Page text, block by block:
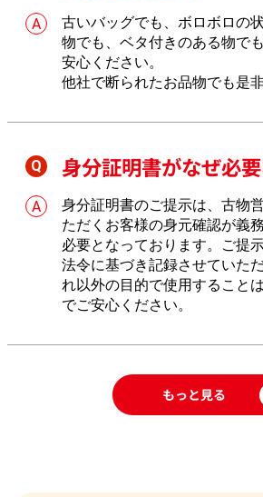
古いバッグでも、ボロボロの
物でも、ベタ付きのある物で
安心ください。
他社で断られたお品物でも是
身分証明書がなぜ必
身分証明書のご提示は、古物
ただくお客様の身元確認が義
必要となっております。ご提
法令に基づき記録させていた
れ以外の目的で使用すること
でご安心ください。
もっと見る